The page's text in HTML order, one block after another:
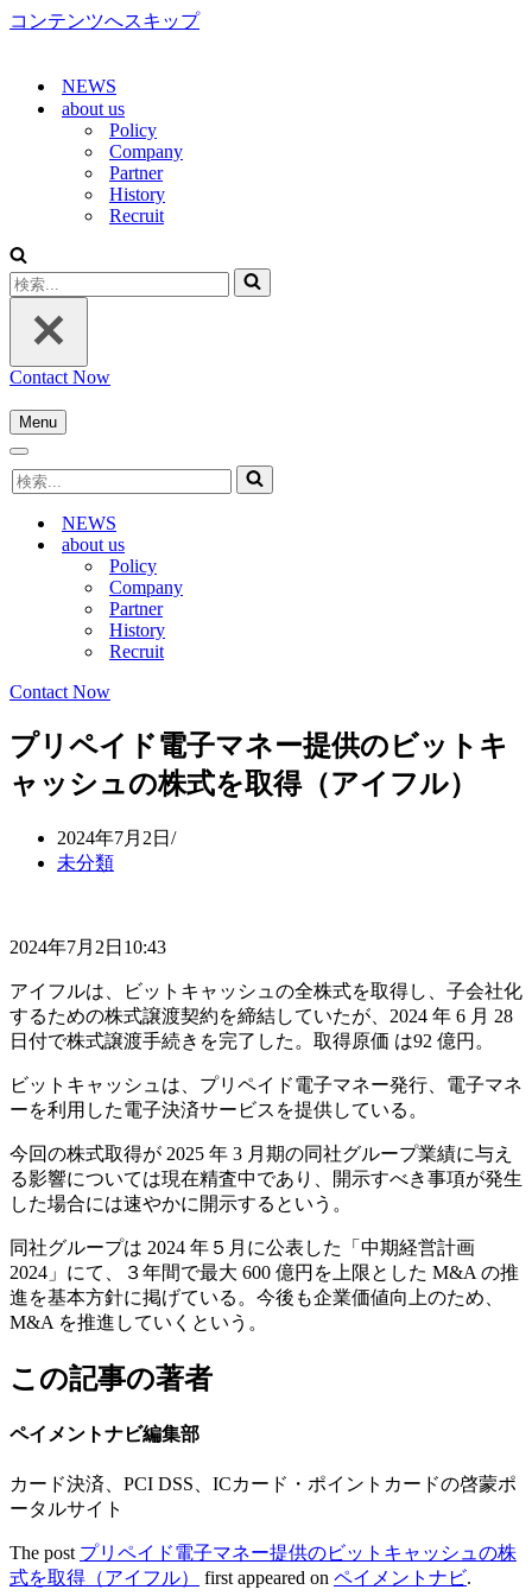
コンテンツへスキップ
NEWS
about us
Policy
Company
Partner
History
Recruit
検
索...
Contact Now
Menu
ナ
ゲ
シ
ョ
ナ
ビ
検
索...
NEWS
about us
Policy
Company
Partner
History
Recruit
Contact Now
プリペイド電子マネー提供のビットキ
ャッシュの株式を取得（アイフル）
2024年7月2日
未分類
2024年7月2日10:43
アイフルは、ビットキャッシュの全株式を取得し、子会社化
するための株式譲渡契約を締結していたが、2024 年 6 月 28
日付で株式譲渡手続きを完了した。取得原価 は92 億円。
ビットキャッシュは、プリペイド電子マネー発行、電子マネ
ーを利用した電子決済サービスを提供している。
今回の株式取得が 2025 年 3 月期の同社グループ業績に与え
る影響については現在精査中であり、開示すべき事項が発生
した場合には速やかに開示するという。
同社グループは 2024 年５月に公表した「中期経営計画
2024」にて、３年間で最大 600 億円を上限とした M&A の推
進を基本方針に掲げている。今後も企業価値向上のため、
M&A を推進していくという。
この記事の著者
ペイメントナビ編集部
カード決済、PCI DSS、ICカード・ポイントカードの啓蒙ポ
ータルサイト
The post プリペイド電子マネー提供のビットキャッシュの株
式を取得（アイフル）
first appeared on ペイメントナビ.